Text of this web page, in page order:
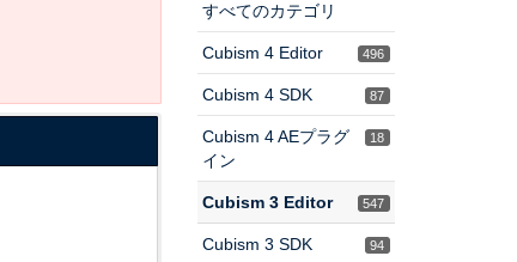
すべてのカテゴリ
496
Cubism 4 Editor
87
Cubism 4 SDK
18
Cubism 4 AEプラグ
イン
547
Cubism 3 Editor
94
Cubism 3 SDK